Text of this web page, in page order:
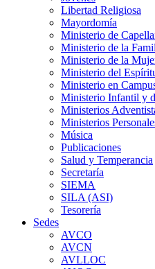
Libertad Religiosa
Mayordomía
Ministerio de
Ministerio de la
Ministerio de la
Ministerio del
Ministerio en
Ministerio Infantil y
Ministerios
Ministerios
Música
Publicaciones
Salud y Temperancia
Secretaría
SIEMA
SILA (ASI)
Tesorería
Sedes
AVCO
AVCN
AVLLOC